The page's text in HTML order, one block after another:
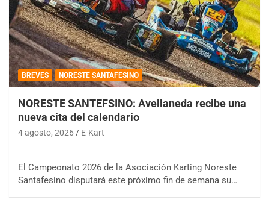
BREVES NORESTE SANTAFESINO
NORESTE SANTEFSINO: Avellaneda recibe una
nueva cita del calendario
4 agosto, 2026 E-Kart
El Campeonato 2026 de la Asociación Karting Noreste
Santafesino disputará este próximo fin de semana su…